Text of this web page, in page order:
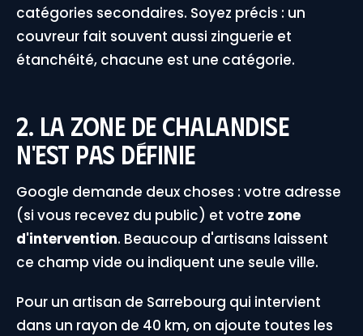
catégories secondaires. Soyez précis : un
couvreur fait souvent aussi zinguerie et
étanchéité, chacune est une catégorie.
2. La zone de chalandise
n'est pas définie
Google demande deux choses : votre adresse
(si vous recevez du public) et votre zone
d'intervention. Beaucoup d'artisans laissent
ce champ vide ou indiquent une seule ville.
Pour un artisan de Sarrebourg qui intervient
dans un rayon de 40 km, on ajoute toutes les